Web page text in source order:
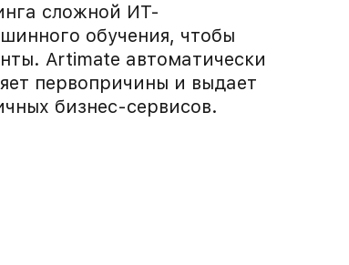
сложной ИТ-
обучения, чтобы
Artimate автоматически
первопричины и выдает
бизнес-сервисов.